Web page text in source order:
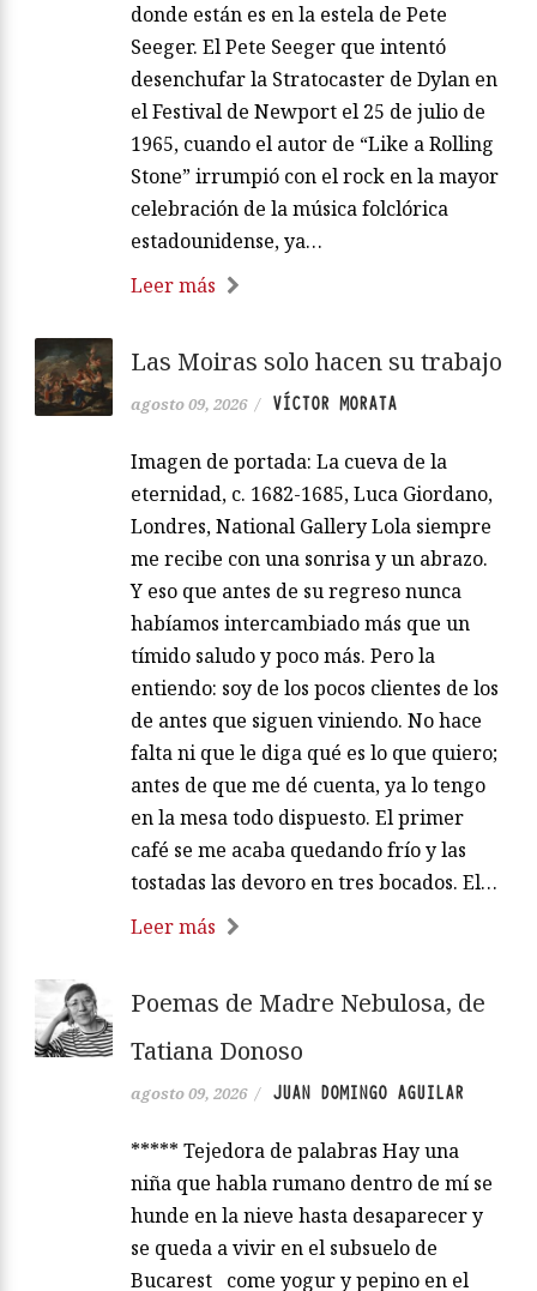
donde están es en la estela de Pete
Seeger. El Pete Seeger que intentó
desenchufar la Stratocaster de Dylan en
el Festival de Newport el 25 de julio de
1965, cuando el autor de “Like a Rolling
Stone” irrumpió con el rock en la mayor
celebración de la música folclórica
estadounidense, ya…
Leer más
Las Moiras solo hacen su trabajo
agosto 09, 2026 / VÍCTOR MORATA
Imagen de portada: La cueva de la
eternidad, c. 1682-1685, Luca Giordano,
Londres, National Gallery Lola siempre
me recibe con una sonrisa y un abrazo.
Y eso que antes de su regreso nunca
habíamos intercambiado más que un
tímido saludo y poco más. Pero la
entiendo: soy de los pocos clientes de los
de antes que siguen viniendo. No hace
falta ni que le diga qué es lo que quiero;
antes de que me dé cuenta, ya lo tengo
en la mesa todo dispuesto. El primer
café se me acaba quedando frío y las
tostadas las devoro en tres bocados. El…
Leer más
Poemas de Madre Nebulosa, de
Tatiana Donoso
agosto 09, 2026 / JUAN DOMINGO AGUILAR
***** Tejedora de palabras Hay una
niña que habla rumano dentro de mí se
hunde en la nieve hasta desaparecer y
se queda a vivir en el subsuelo de
Bucarest come yogur y pepino en el